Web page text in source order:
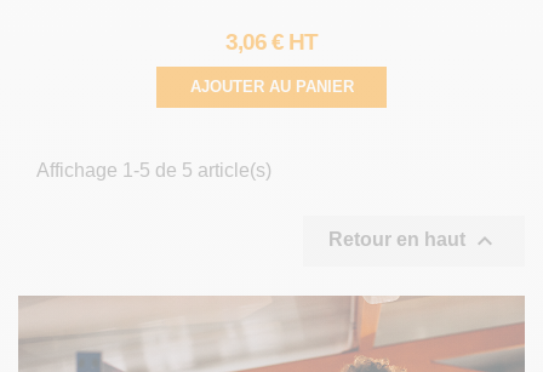
3,06 € HT
AJOUTER AU PANIER
Affichage 1-5 de 5 article(s)
Retour en haut 